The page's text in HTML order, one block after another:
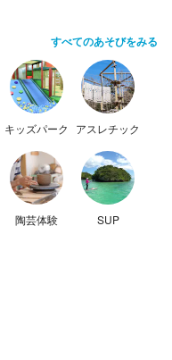
すべてのあそびをみる
キッズパーク アスレチック
陶芸体験 SUP